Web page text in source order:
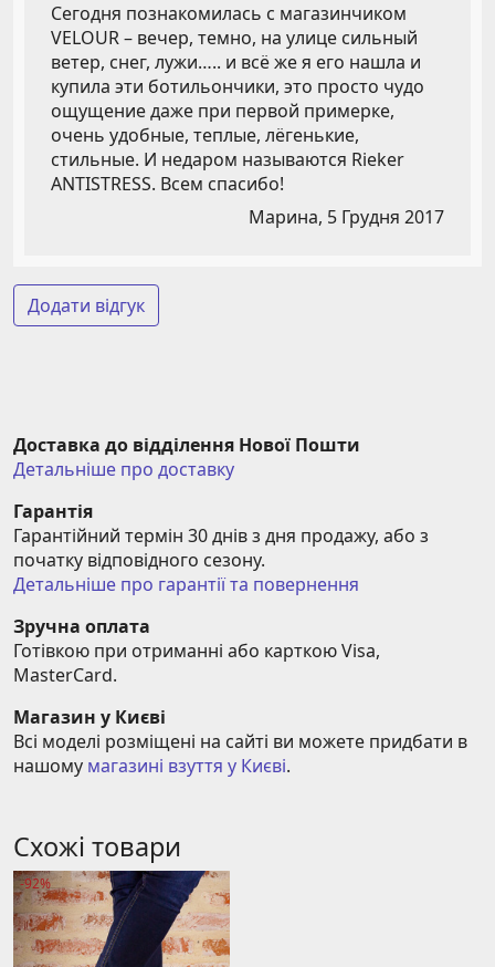
Сегодня познакомилась с магазинчиком
VELOUR – вечер, темно, на улице сильный
ветер, снег, лужи….. и всё же я его нашла и
купила эти ботильончики, это просто чудо
ощущение даже при первой примерке,
очень удобные, теплые, лёгенькие,
стильные. И недаром называются Rieker
ANTISTRESS. Всем спасибо!
Марина, 5 Грудня 2017
Додати відгук
Доставка до відділення Нової Пошти
Детальніше про доставку
Гарантія
Гарантійний термін 30 днів з дня продажу, або з
початку відповідного сезону.
Детальніше про гарантії та повернення
Зручна оплата
Готівкою при отриманні або карткою Visa,
MasterCard.
Магазин у Києві
Всі моделі розміщені на сайті ви можете придбати в
нашому магазині взуття у Києві.
Схожі товари
-92%